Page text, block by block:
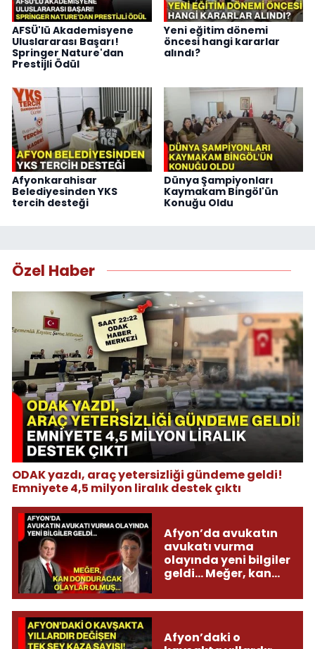
AFSÜ'lü Akademisyene
Uluslararası Başarı!
Springer Nature'dan
Prestijli Ödül
Yeni eğitim dönemi
öncesi hangi kararlar
alındı?
Afyonkarahisar
Belediyesinden YKS
tercih desteği
Dünya Şampiyonları
Kaymakam Bingöl'ün
Konuğu Oldu
Özel Haber
ODAK yazdı, araç yetersizliği gündeme geldi!
Emniyete 4,5 milyon liralık destek çıktı
Afyon’da avukatın
avukatı vurma
olayında yeni bilgiler
geldi... Meğer, kan
olmuş...
Afyon’daki o